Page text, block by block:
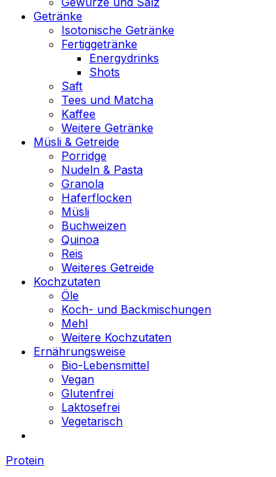
Getränke
Isotonische Getränke
Fertiggetränke
Energydrinks
Shots
Saft
Tees und Matcha
Kaffee
Weitere Getränke
Müsli & Getreide
Porridge
Nudeln & Pasta
Granola
Haferflocken
Müsli
Buchweizen
Quinoa
Reis
Weiteres Getreide
Kochzutaten
Öle
Koch- und Backmischungen
Mehl
Weitere Kochzutaten
Ernährungsweise
Bio-Lebensmittel
Vegan
Glutenfrei
Laktosefrei
Vegetarisch
Protein